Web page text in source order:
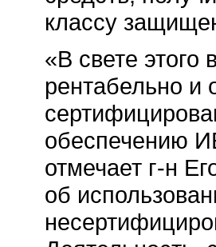
классу
«В свете этого
рентабельно и
обеспечению
отмечает г-н
об